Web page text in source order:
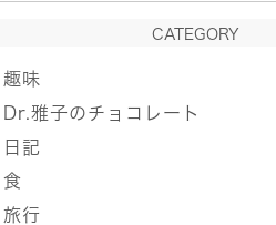
CATEGORY
趣味
Dr.雅子のチョコレート
日記
食
旅行